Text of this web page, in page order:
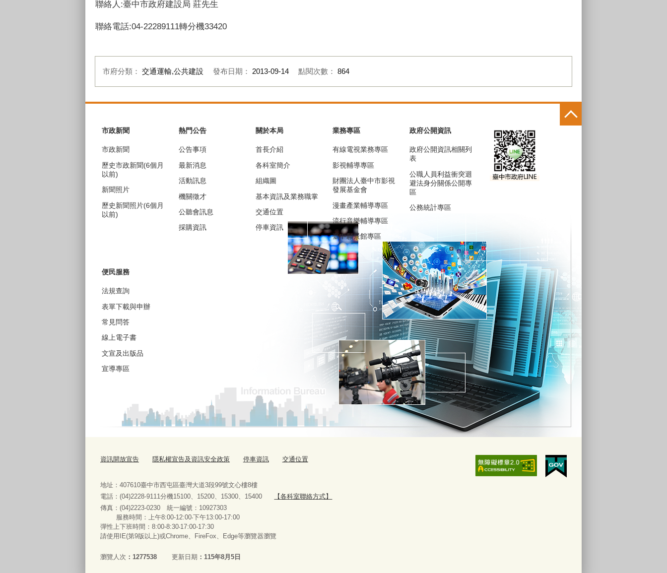
聯絡人:臺中市政府建設局 莊先生
聯絡電話:04-22289111轉分機33420
市府分類： 交通運輸,公共建設 發布日期： 2013-09-14 點閱次數： 864
市政新聞
市政新聞
歷史市政新聞(6個月
以前)
新聞照片
歷史新聞照片(6個月
以前)
熱門公告
公告事項
最新消息
活動訊息
機關徵才
公聽會訊息
採購資訊
關於本局
首長介紹
各科室簡介
組織圖
基本資訊及業務職掌
交通位置
停車資訊
業務專區
有線電視業務專區
影視輔導專區
財團法人臺中市影視
發展基金會
漫畫產業輔導專區
流行音樂輔導專區
臺中願景館專區
政府公開資訊
政府公開資訊相關列
表
公職人員利益衝突迴
避法身分關係公開專
區
公務統計專區
便民服務
法規查詢
表單下載與申辦
常見問答
線上電子書
文宣及出版品
宣導專區
資訊開放宣告 隱私權宣告及資訊安全政策 停車資訊 交通位置
地址：407610臺中市西屯區臺灣大道3段99號文心樓8樓
電話：(04)2228-9111分機15100、15200、15300、15400
【各科室聯絡方式】
傳真：(04)2223-0230 統一編號 ： 10927303
服務時間：上午8:00-12:00‧下午13:00-17:00
彈性上下班時間：8:00-8:30‧17:00-17:30
請使用IE(第9版以上)或Chrome、FireFox、Edge等瀏覽器瀏覽
瀏覽人次 1277538 更新日期 115年8月5日